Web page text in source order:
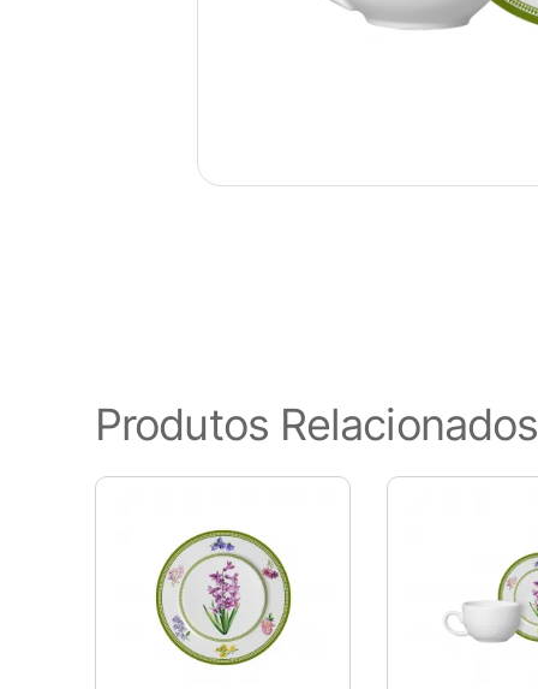
Produtos Relacionados
categorizados como
funcionalidades básicas do site.
este site. Esses cookies serão
de cancelar esses cookies.
Cookies Necessários
Sempre ativado
Os cookies necessários são